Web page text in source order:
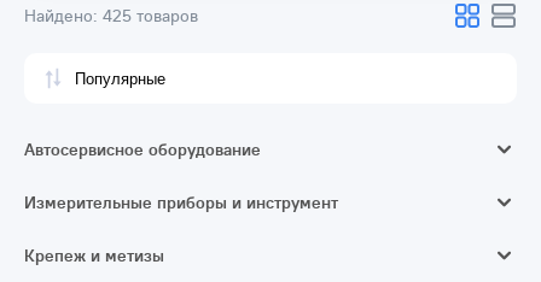
Найдено: 425 товаров
Автосервисное оборудование
Измерительные приборы и инструмент
Крепеж и метизы